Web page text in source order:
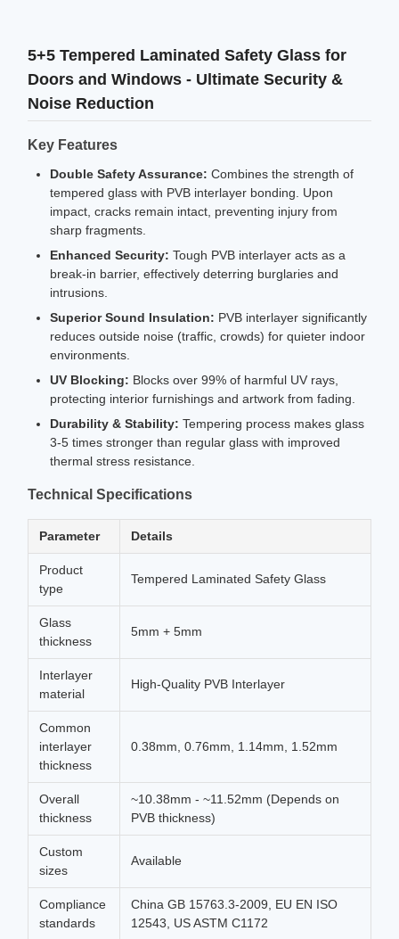
5+5 Tempered Laminated Safety Glass for
Doors and Windows - Ultimate Security &
Noise Reduction
Key Features
Double Safety Assurance: Combines the strength of
tempered glass with PVB interlayer bonding. Upon
impact, cracks remain intact, preventing injury from
sharp fragments.
Enhanced Security: Tough PVB interlayer acts as a
break-in barrier, effectively deterring burglaries and
intrusions.
Superior Sound Insulation: PVB interlayer significantly
reduces outside noise (traffic, crowds) for quieter indoor
environments.
UV Blocking: Blocks over 99% of harmful UV rays,
protecting interior furnishings and artwork from fading.
Durability & Stability: Tempering process makes glass
3-5 times stronger than regular glass with improved
thermal stress resistance.
Technical Specifications
Parameter Details
Product
type
Tempered Laminated Safety Glass
Glass
thickness
5mm + 5mm
Interlayer
material
High-Quality PVB Interlayer
Common
interlayer
thickness
0.38mm, 0.76mm, 1.14mm, 1.52mm
Overall
thickness
~10.38mm - ~11.52mm (Depends on
PVB thickness)
Custom
sizes
Available
Compliance
standards
China GB 15763.3-2009, EU EN ISO
12543, US ASTM C1172